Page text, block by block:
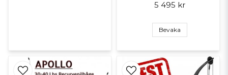
5 495 kr
Bevaka